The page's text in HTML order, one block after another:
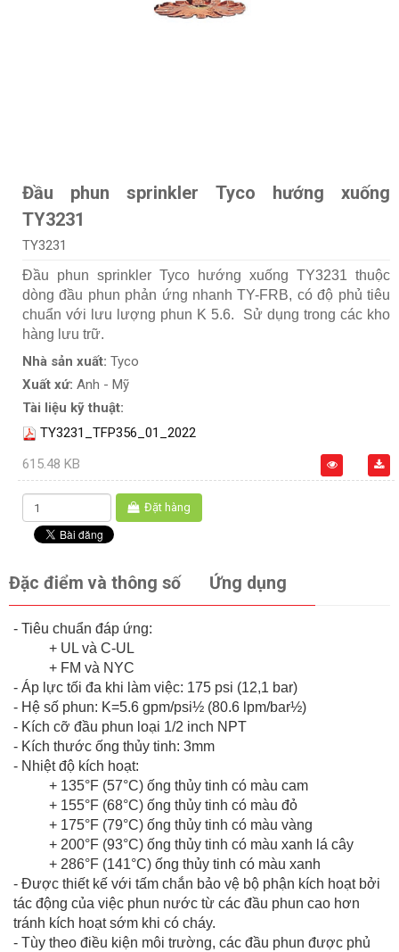
Đầu phun sprinkler Tyco hướng xuống
TY3231
TY3231
Đầu phun sprinkler Tyco hướng xuống TY3231 thuộc
dòng đầu phun phản ứng nhanh TY-FRB, có độ phủ tiêu
chuẩn với lưu lượng phun K 5.6. Sử dụng trong các kho
hàng lưu trữ.
Nhà sản xuất: Tyco
Xuất xứ: Anh - Mỹ
Tài liệu kỹ thuật:
TY3231_TFP356_01_2022
615.48 KB
Đặt hàng
Đặc điểm và thông số Ứng dụng
- Tiêu chuẩn đáp ứng:
+ UL và C-UL
+ FM và NYC
- Áp lực tối đa khi làm việc: 175 psi (12,1 bar)
- Hệ số phun: K=5.6 gpm/psi½ (80.6 lpm/bar½)
- Kích cỡ đầu phun loại 1/2 inch NPT
- Kích thước ống thủy tinh: 3mm
- Nhiệt độ kích hoạt:
+ 135°F (57°C) ống thủy tinh có màu cam
+ 155°F (68°C) ống thủy tinh có màu đỏ
+ 175°F (79°C) ống thủy tinh có màu vàng
+ 200°F (93°C) ống thủy tinh có màu xanh lá cây
+ 286°F (141°C) ống thủy tinh có màu xanh
- Được thiết kế với tấm chắn bảo vệ bộ phận kích hoạt bởi
tác động của việc phun nước từ các đầu phun cao hơn
tránh kích hoạt sớm khi có cháy.
- Tùy theo điều kiện môi trường, các đầu phun được phủ